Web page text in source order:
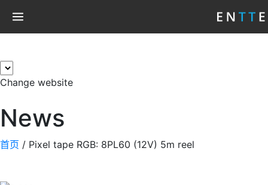
Change website
News
首页 / Pixel tape RGB: 8PL60 (12V) 5m reel